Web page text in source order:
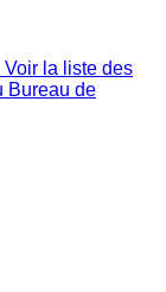
Voir la liste des
Bureau de